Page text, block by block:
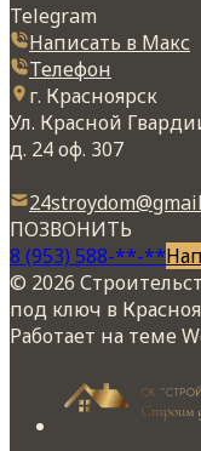
Telegram
Написать в Макс
Телефон
г. Красноярск
Ул. Красной
д. 24 оф. 307
ПОЗВОНИТЬ
8 (953) 588-**-**
© 2026
под ключ в
Работает на теме